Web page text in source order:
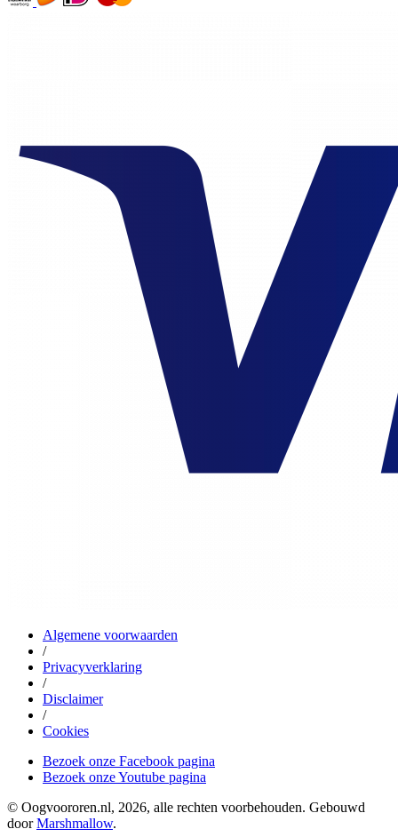
Algemene voorwaarden
/
Privacyverklaring
/
Disclaimer
/
Cookies
Bezoek onze Facebook pagina
Bezoek onze Youtube pagina
© Oogvoororen.nl, 2026, alle rechten voorbehouden. Gebouwd
doorMarshmallow.